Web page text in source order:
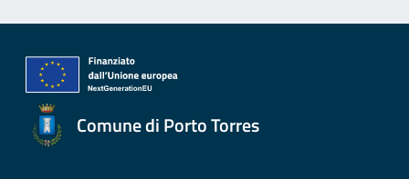
Comune di Porto Torres